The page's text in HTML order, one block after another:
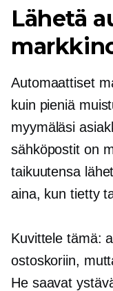
Lähetä
Automaattiset
kuin pieniä
myymäläsi
sähköpostit on
taikuutensa
aina, kun tietty
Kuvittele tämä:
ostoskoriin,
He saavat